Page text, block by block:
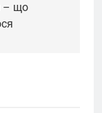
– що